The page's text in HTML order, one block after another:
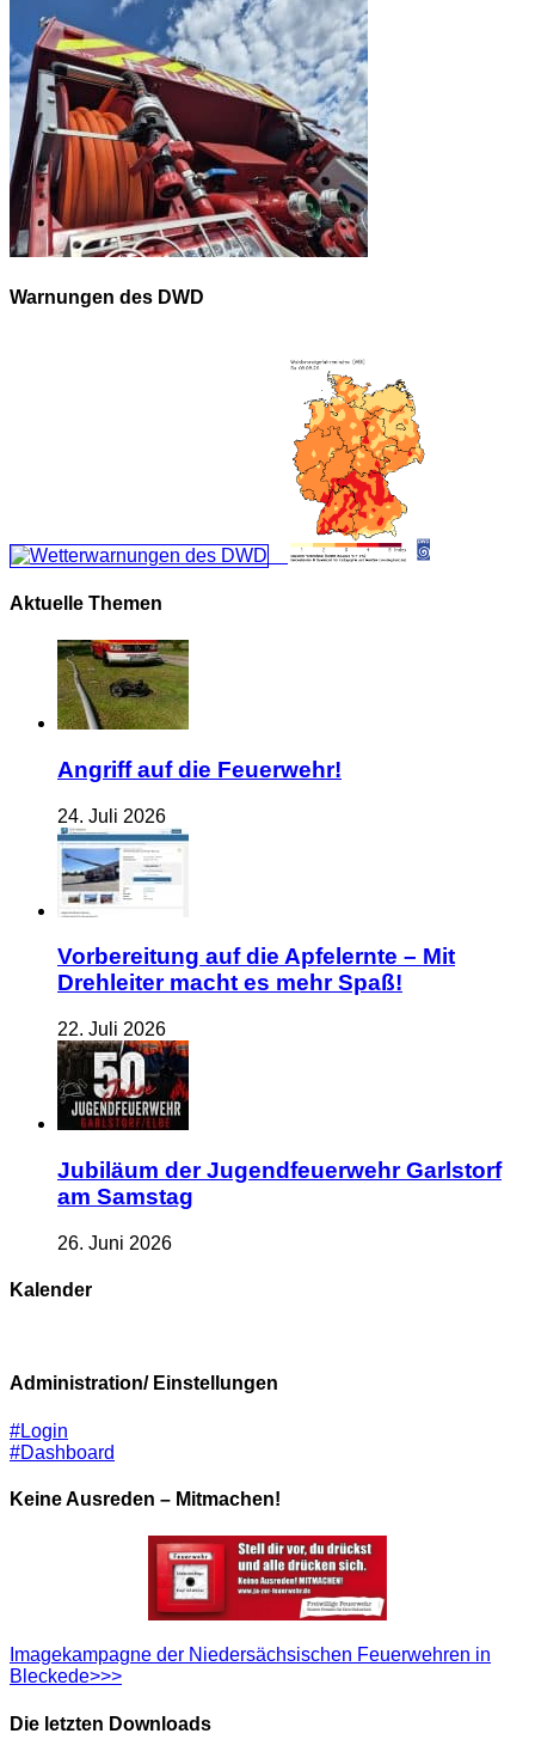
Warnungen des DWD
Aktuelle Themen
Angriff auf die Feuerwehr!
24. Juli 2026
Vorbereitung auf die Apfelernte – Mit
Drehleiter macht es mehr Spaß!
22. Juli 2026
Jubiläum der Jugendfeuerwehr Garlstorf
am Samstag
26. Juni 2026
Kalender
Administration/ Einstellungen
#Login
#Dashboard
Keine Ausreden – Mitmachen!
Imagekampagne der Niedersächsischen Feuerwehren in
Bleckede>>>
Die letzten Downloads